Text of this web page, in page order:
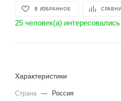
В ИЗБРАННОЕ
25 человек(а)
Характеристики
Страна —
Россия